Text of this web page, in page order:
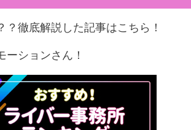
徹底解説した記事はこちら！
ションさん！